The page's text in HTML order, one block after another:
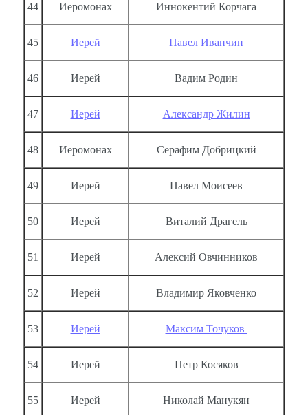
44 Иеромонах Иннокентий Корчага
45 Иерей Павел Иванчин
46 Иерей Вадим Родин
47 Иерей Александр Жилин
48 Иеромонах Серафим Добрицкий
49 Иерей Павел Моисеев
50 Иерей Виталий Драгель
51 Иерей Алексий Овчинников
52 Иерей Владимир Яковченко
53 Иерей Максим Точуков
54 Иерей Петр Косяков
55 Иерей Николай Манукян